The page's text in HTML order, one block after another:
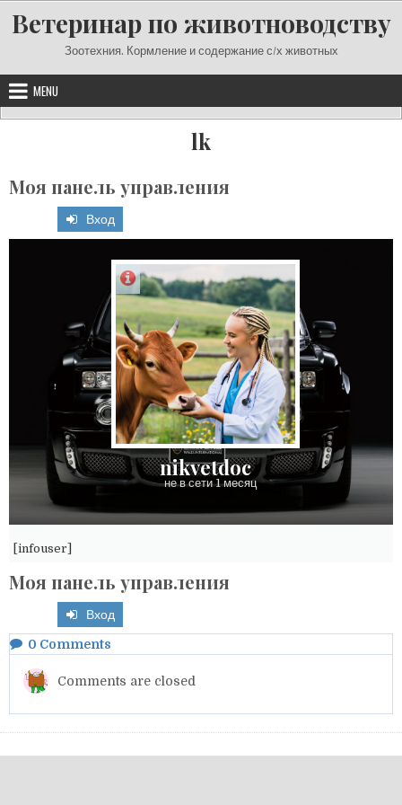
Ветеринар по животноводству
Зоотехния. Кормление и содержание с/х животных
MENU
lk
Моя панель управления
Вход
nikvetdoc
не в сети 1 месяц
[infouser]
Моя панель управления
Вход
0 Comments
Comments are closed